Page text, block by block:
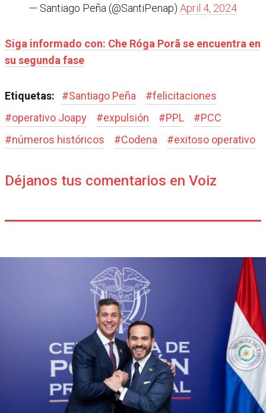
— Santiago Peña (@SantiPenap) April 4, 2024
Siga informado con: Che Róga Porã se encuentra en
su segunda fase
Etiquetas: #Santiago Peña #felicitaciones
#operativo Joapy #expulsión #PPL #PCC
#números históricos #Codena #exitoso operativo
Déjanos tus comentarios en Voiz